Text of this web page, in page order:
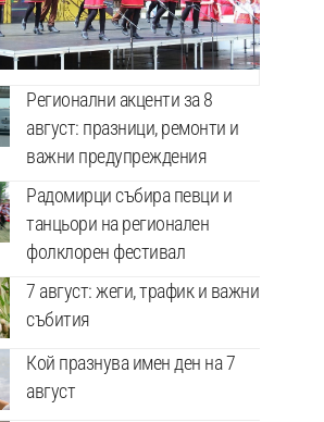
Регионални акценти за 8
август: празници, ремонти и
важни предупреждения
Радомирци събира певци и
танцьори на регионален
фолклорен фестивал
7 август: жеги, трафик и важни
събития
Кой празнува имен ден на 7
август